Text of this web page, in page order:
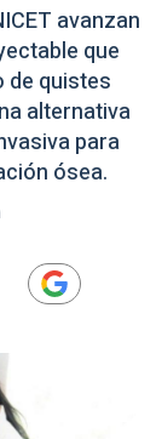
avanzan
que
de quistes
alternativa
para
ósea.